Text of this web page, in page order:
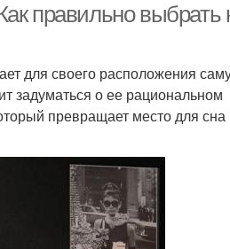
правильно выбрать
для своего расположения
задуматься о ее рациональном
превращает место для сна